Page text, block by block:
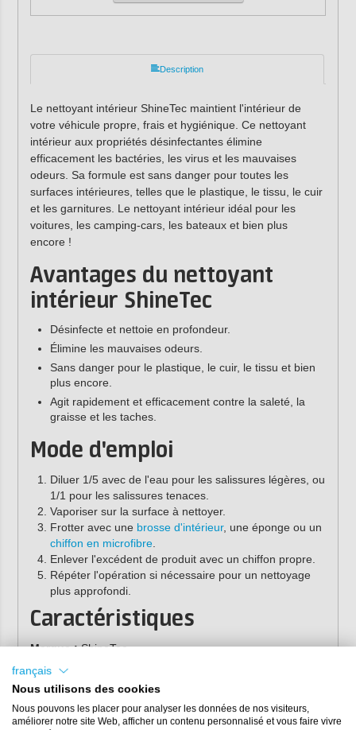
Description
Le nettoyant intérieur ShineTec maintient l'intérieur de
votre véhicule propre, frais et hygiénique. Ce nettoyant
intérieur aux propriétés désinfectantes élimine
efficacement les bactéries, les virus et les mauvaises
odeurs. Sa formule est sans danger pour toutes les
surfaces intérieures, telles que le plastique, le tissu, le cuir
et les garnitures. Le nettoyant intérieur idéal pour les
voitures, les camping-cars, les bateaux et bien plus
encore !
Avantages du nettoyant
intérieur ShineTec
Désinfecte et nettoie en profondeur.
Élimine les mauvaises odeurs.
Sans danger pour le plastique, le cuir, le tissu et bien
plus encore.
Agit rapidement et efficacement contre la saleté, la
graisse et les taches.
Mode d'emploi
Diluer 1/5 avec de l'eau pour les salissures légères, ou
1/1 pour les salissures tenaces.
Vaporiser sur la surface à nettoyer.
Frotter avec une brosse d'intérieur, une éponge ou un
chiffon en microfibre.
Enlever l'excédent de produit avec un chiffon propre.
Répéter l'opération si nécessaire pour un nettoyage
plus approfondi.
Caractéristiques
Marque :ShineTec
Capacité :
Référence :
ST-140
français
Nous utilisons des cookies
Nous pouvons les placer pour analyser les données de nos visiteurs,
améliorer notre site Web, afficher un contenu personnalisé et vous faire vivre